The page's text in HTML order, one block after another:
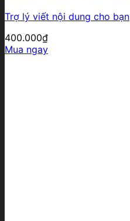
Trợ lý viết nội dung cho bạn
400.000₫
Mua ngay